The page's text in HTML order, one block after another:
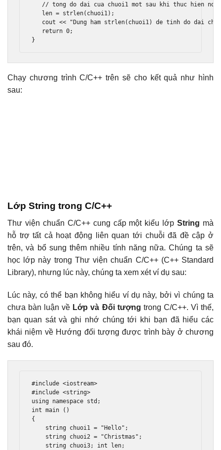
// tong do dai cua chuoi1 mot sau khi thuc hien
   len
= strlen( chuoi1);
   cout
<<
"Dung ham strlen(chuoi1) de tinh do dai
return 0;
}
Chạy chương trình C/C++ trên sẽ cho kết quả như hình
sau:
Lớp String trong C/C++
Thư viện chuẩn C/C++ cung cấp một kiểu lớpString mà
hỗ trợ tất cả hoạt động liên quan tới chuỗi đã đề cập ở
trên, và bổ sung thêm nhiều tính năng nữa. Chúng ta sẽ
học lớp này trong Thư viện chuẩn C/C++ (C++ Standard
Library), nhưng lúc này, chúng ta xem xét ví dụ sau:
Lúc này, có thể bạn không hiểu ví dụ này, bởi vì chúng ta
chưa bàn luận về Lớp và Đối tượng trong C/C++. Vì thế,
bạn quan sát và ghi nhớ chúng tới khi bạn đã hiểu các
khái niệm về Hướng đối tượng được trình bày ở chương
sau đó.
#include <iostream>
#include <string>
using namespace std ;
int main
()
{
    string chuoi1
= "Hello" ;
    string chuoi2
= "Christmas" ;
    string chuoi3
; int len;